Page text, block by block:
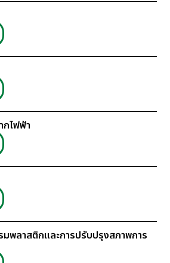
กไฟฟ้า
พลาสติกและการปรับปรุงสภาพการ